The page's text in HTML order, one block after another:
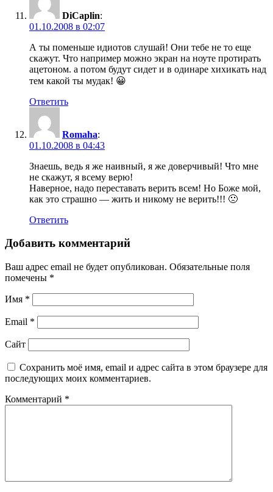
DiCaplin:
01.10.2008 в 02:07
А ты поменьше идиотов слушай! Они тебе не то еще
скажут. Что например можно экран на ноуте протирать
ацетоном. а потом будут сидет и в одинаре хихикать над
тем какой ты мудак! 😀
Ответить
Romaha:
01.10.2008 в 04:43
Знаешь, ведь я же наивный, я же доверчивый! Что мне
не скажут, я всему верю!
Наверное, надо переставать верить всем! Но Боже мой,
как это страшно — жить и никому не верить!!! 🙁
Ответить
Добавить комментарий
Ваш адрес email не будет опубликован. Обязательные поля
помечены *
Имя *
Email *
Сайт
Сохранить моё имя, email и адрес сайта в этом браузере для
последующих моих комментариев.
Комментарий *